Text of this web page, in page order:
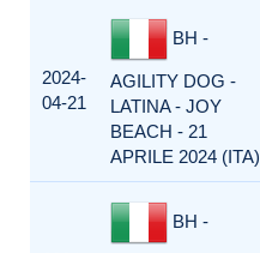
2024-
04-21
BH -
AGILITY DOG -
LATINA - JOY
BEACH - 21
APRILE 2024 (ITA)
BH -